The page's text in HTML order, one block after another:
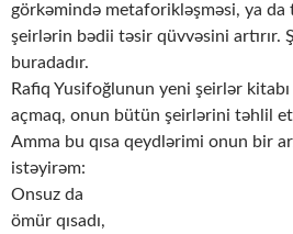
görkəmində metaforikləşməsi, ya
şeirlərin bədii təsir qüvvəsini artırır.
buradadır.
Rafiq Yusifoğlunun yeni şeirlər
açmaq, onun bütün şeirlərini təhlil
Amma bu qısa qeydlərimi onun bir
istəyirəm:
Onsuz da
ömür qısadı,